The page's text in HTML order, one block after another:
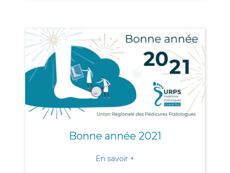
Bonne année 2021
En savoir +